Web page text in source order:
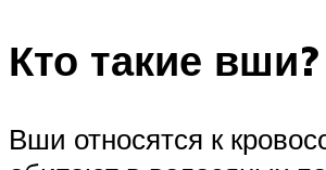
Кто такие вши?
Вши относятся к